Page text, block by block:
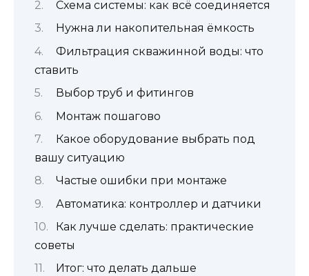
Схема системы: как всё соединяется
Нужна ли накопительная ёмкость
Фильтрация скважинной воды: что
ставить
Выбор труб и фитингов
Монтаж пошагово
Какое оборудование выбрать под
вашу ситуацию
Частые ошибки при монтаже
Автоматика: контроллер и датчики
Как лучше сделать: практические
советы
Итог: что делать дальше